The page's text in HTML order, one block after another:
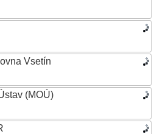
Vsetín
(MOÚ)